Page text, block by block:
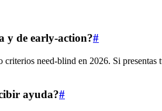
y de early-action?#
need-blind en 2026. Si
ayuda?#